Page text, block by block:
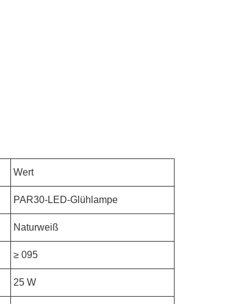
Wert
PAR30-LED-Glühlampe
Naturweiß
≥ 095
25 W